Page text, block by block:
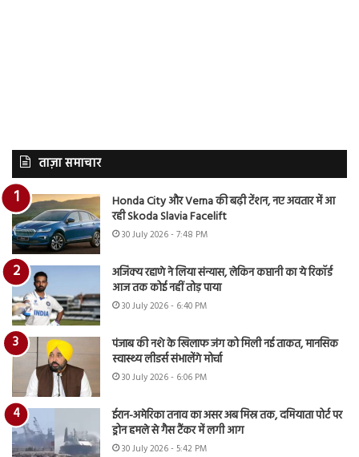
ताज़ा समाचार
Honda City और Verna की बढ़ी टेंशन, नए अवतार में आ
रही Skoda Slavia Facelift
30 July 2026 - 7:48 PM
अजिंक्य रहाणे ने लिया संन्यास, लेकिन कप्तानी का ये रिकॉर्ड
आज तक कोई नहीं तोड़ पाया
30 July 2026 - 6:40 PM
पंजाब की नशे के खिलाफ जंग को मिली नई ताकत, मानसिक
स्वास्थ्य लीडर्स संभालेंगे मोर्चा
30 July 2026 - 6:06 PM
ईरान-अमेरिका तनाव का असर अब मिस्र तक, दमियाता पोर्ट पर
ड्रोन हमले से गैस टैंकर में लगी आग
30 July 2026 - 5:42 PM